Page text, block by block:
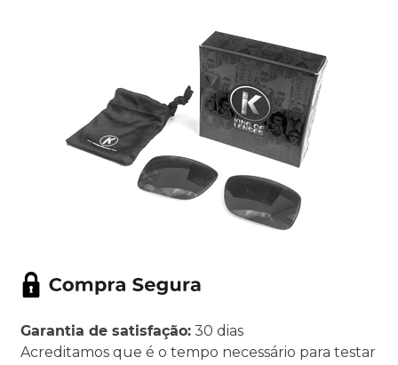
Garantia de satisfação: 30 dias
Acreditamos que é o tempo necessário para testar